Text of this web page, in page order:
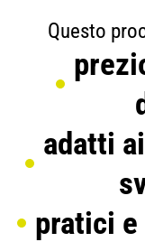
Questo
adatti
pratici